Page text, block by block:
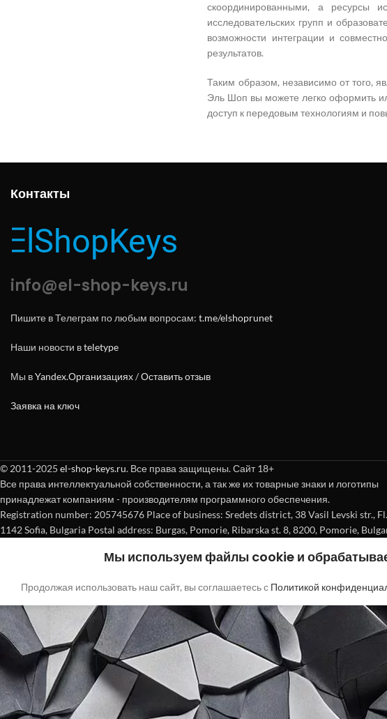
скоординированными, а ресурсы
исследовательских групп и
возможности интеграции и
результатов.
Таким образом, независимо от того,
Эль Шоп вы можете легко оформить
доступ к передовым технологиям и
Контакты
info@el-shop-keys.ru
Пишите в Телеграм по любым вопросам: t.me/elshoprunet
Наши новости вteletype
Мы вYandex.Организациях/Оставить отзыв
Заявка на ключ
© 2011-2025 el-shop-keys.ru. Все права защищены. Сайт 18+
Все права интеллектуальной собственности, а так же их товарные знаки и логотипы
принадлежат компаниям - производителям программного обеспечения.
Registration number: 205745676 Place of business: Sredets district, 38 Vasil Levski str.,
1142 Sofia, Bulgaria Postal address: Burgas, Pomorie, Ribarska st. 8, 8200, Pomorie,
Мы используем файлы cookie и
Продолжая использовать наш сайт, вы соглашаетесь с Политикой